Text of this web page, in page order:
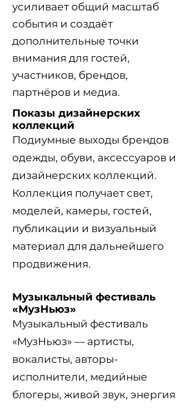
усиливает общий масштаб
события и создаёт
дополнительные точки
внимания для гостей,
участников, брендов,
партнёров и медиа.
Показы дизайнерских
коллекций
Подиумные выходы брендов
одежды, обуви, аксессуаров и
дизайнерских коллекций.
Коллекция получает свет,
моделей, камеры, гостей,
публикации и визуальный
материал для дальнейшего
продвижения.
Музыкальный фестиваль
«МузНьюз»
Музыкальный фестиваль
«МузНьюз» — артисты,
вокалисты, авторы-
исполнители, медийные
блогеры, живой звук, энергия